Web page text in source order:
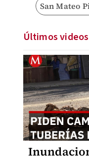
San Mateo
Últimos videos